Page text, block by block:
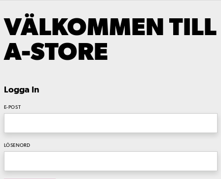
VÄLKOMMEN TILL
A-STORE
Logga In
E-POST
LÖSENORD